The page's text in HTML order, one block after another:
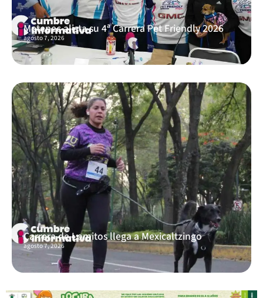
Metepec alista su 4ª Carrera Pet Friendly 2026
agosto 7, 2026
Carrera de Lomitos llega a Mexicaltzingo
agosto 7, 2026